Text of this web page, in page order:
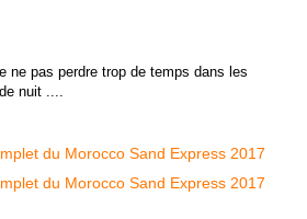
ne pas perdre trop de temps dans les
nuit ....